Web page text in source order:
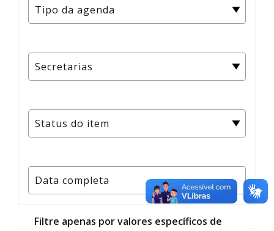
Filtre apenas por valores específicos de